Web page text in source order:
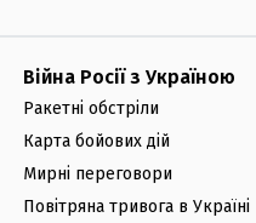
Війна Росії з Україною
Ракетні обстріли
Карта бойових дій
Мирні переговори
Повітряна тривога в Україні